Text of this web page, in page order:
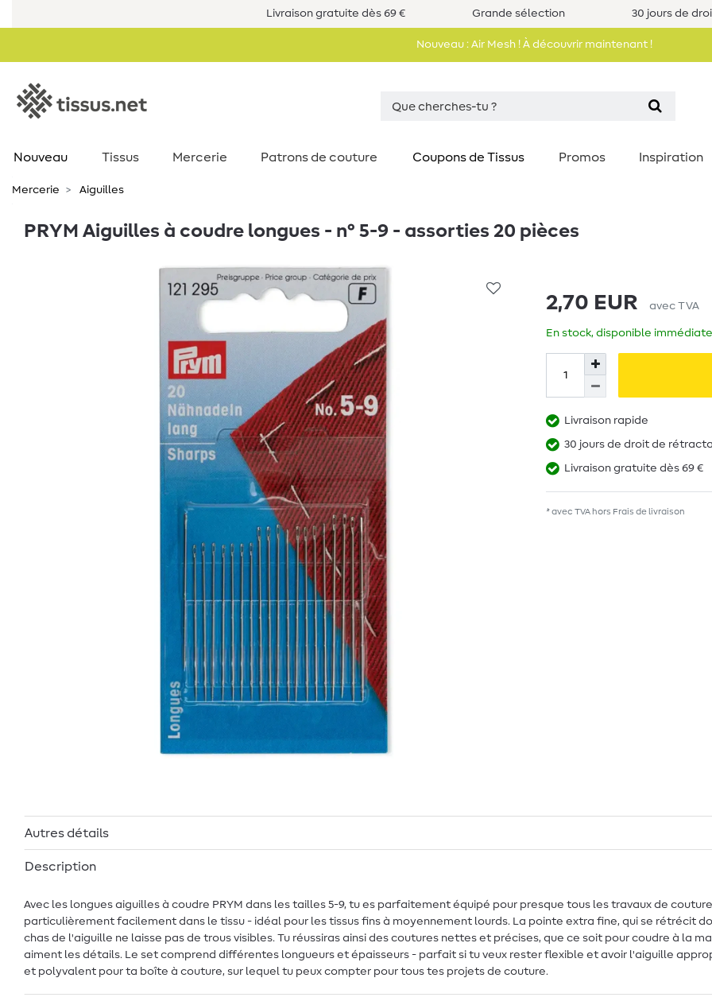
Livraison gratuite dès 69 € Grande sélection 30 jours de
Nouveau : Air Mesh ! À découvrir maintenant !
Nouveau Tissus Mercerie Patrons de couture Coupons de Tissus Promos Inspiration
Mercerie Aiguilles
PRYM Aiguilles à coudre longues - n° 5-9 - assorties 20 pièces
2,70 EUR avec TVA
En stock, disponible
Livraison rapide
30 jours de droit de
Livraison gratuite dès 69 €
* avec TVA hors Frais de livraison
Autres détails
Description
Avec les longues aiguilles à coudre PRYM dans les tailles 5-9, tu es parfaitement équipé pour presque tous les travaux de
particulièrement facilement dans le tissu - idéal pour les tissus fins à moyennement lourds. La pointe extra fine, qui se rétrécit
chas de l'aiguille ne laisse pas de trous visibles. Tu réussiras ainsi des coutures nettes et précises, que ce soit pour coudre à la
aiment les détails. Le set comprend différentes longueurs et épaisseurs - parfait si tu veux rester flexible et avoir l'aiguille
et polyvalent pour ta boîte à couture, sur lequel tu peux compter pour tous tes projets de couture.